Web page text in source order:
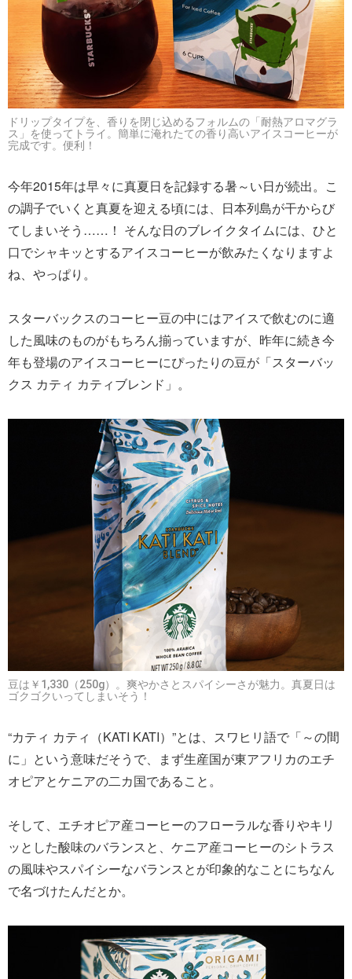
ドリップタイプを、香りを閉じ込めるフォルムの「耐熱アロマグラ
ス」を使ってトライ。簡単に淹れたての香り高いアイスコーヒーが
完成です。便利！
今年2015年は早々に真夏日を記録する暑～い日が続出。こ
の調子でいくと真夏を迎える頃には、日本列島が干からび
てしまいそう……！ そんな日のブレイクタイムには、ひと
口でシャキッとするアイスコーヒーが飲みたくなりますよ
ね、やっぱり。
スターバックスのコーヒー豆の中にはアイスで飲むのに適
した風味のものがもちろん揃っていますが、昨年に続き今
年も登場のアイスコーヒーにぴったりの豆が「スターバッ
クス カティ カティブレンド」。
豆は￥1,330（250g）。爽やかさとスパイシーさが魅力。真夏日は
ゴクゴクいってしまいそう！
“カティ カティ（KATI KATI）”とは、スワヒリ語で「～の間
に」という意味だそうで、まず生産国が東アフリカのエチ
オピアとケニアの二カ国であること。
そして、エチオピア産コーヒーのフローラルな香りやキリ
ッとした酸味のバランスと、ケニア産コーヒーのシトラス
の風味やスパイシーなバランスとが印象的なことにちなん
で名づけたんだとか。